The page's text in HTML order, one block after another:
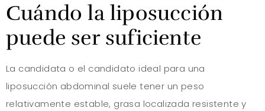
Cuándo la liposucción
puede ser suficiente
La candidata o el candidato ideal para una
liposucción abdominal suele tener un peso
relativamente estable, grasa localizada resistente y